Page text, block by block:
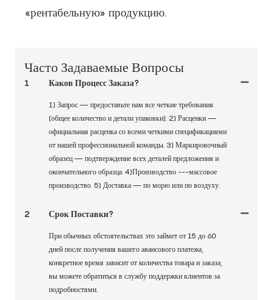
«рентабельную» продукцию.
Часто Задаваемые Вопросы
1 Каков Процесс Заказа?
1) Запрос — предоставьте нам все четкие требования
(общее количество и детали упаковки). 2) Расценки —
официальная расценка со всеми четкими спецификациями
от нашей профессиональной команды. 3) Маркировочный
образец — подтверждение всех деталей предложения и
окончательного образца. 4)Производство ---массовое
производство. 5) Доставка — по морю или по воздуху.
2 Срок Поставки?
При обычных обстоятельствах это займет от 15 до 60
дней после получения вашего авансового платежа,
конкретное время зависит от количества товара и заказа,
вы можете обратиться в службу поддержки клиентов за
подробностями.